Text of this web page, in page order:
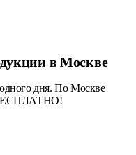
в Москве
дня. По Москве
БЕСПЛАТНО!